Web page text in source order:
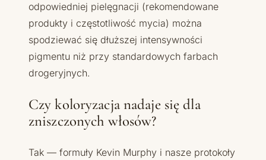
odpowiedniej pielęgnacji (rekomendowane
produkty i częstotliwość mycia) można
spodziewać się dłuższej intensywności
pigmentu niż przy standardowych farbach
drogeryjnych.
Czy koloryzacja nadaje się dla
zniszczonych włosów?
Tak — formuły Kevin Murphy i nasze protokoły